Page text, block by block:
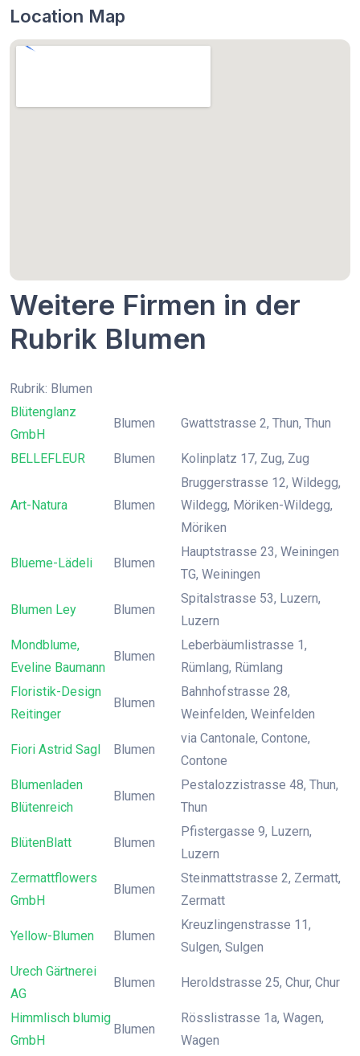
Location Map
Weitere Firmen in der
Rubrik Blumen
Rubrik: Blumen
Blütenglanz
GmbH
Blumen Gwattstrasse 2, Thun, Thun
BELLEFLEUR Blumen Kolinplatz 17, Zug, Zug
Art-Natura Blumen
Bruggerstrasse 12, Wildegg,
Wildegg, Möriken-Wildegg,
Möriken
Blueme-Lädeli Blumen
Hauptstrasse 23, Weiningen
TG, Weiningen
Blumen Ley Blumen
Spitalstrasse 53, Luzern,
Luzern
Mondblume,
Eveline Baumann
Blumen
Leberbäumlistrasse 1,
Rümlang, Rümlang
Floristik-Design
Reitinger
Blumen
Bahnhofstrasse 28,
Weinfelden, Weinfelden
Fiori Astrid Sagl Blumen
via Cantonale, Contone,
Contone
Blumenladen
Blütenreich
Blumen
Pestalozzistrasse 48, Thun,
Thun
BlütenBlatt Blumen
Pfistergasse 9, Luzern,
Luzern
Zermattflowers
GmbH
Blumen
Steinmattstrasse 2, Zermatt,
Zermatt
Yellow-Blumen Blumen
Kreuzlingenstrasse 11,
Sulgen, Sulgen
Urech Gärtnerei
AG
Blumen Heroldstrasse 25, Chur, Chur
Himmlisch blumig
GmbH
Blumen
Rösslistrasse 1a, Wagen,
Wagen